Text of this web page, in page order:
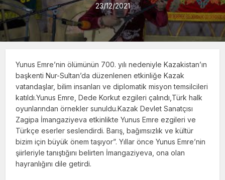
23/12/2021
Yunus Emre’nin ölümünün 700. yılı nedeniyle Kazakistan’ın
başkenti Nur-Sultan’da düzenlenen etkinliğe Kazak
vatandaşlar, bilim insanları ve diplomatik misyon temsilcileri
katıldı.Yunus Emre, Dede Korkut ezgileri çalındı,Türk halk
oyunlarından örnekler sunuldu.Kazak Devlet Sanatçısı
Zagipa İmangaziyeva etkinlikte Yunus Emre ezgileri ve
Türkçe eserler seslendirdi. Barış, bağımsızlık ve kültür
bizim için büyük önem taşıyor”. Yıllar önce Yunus Emre’nin
şiirleriyle tanıştığını belirten İmangaziyeva, ona olan
hayranlığını dile getirdi.